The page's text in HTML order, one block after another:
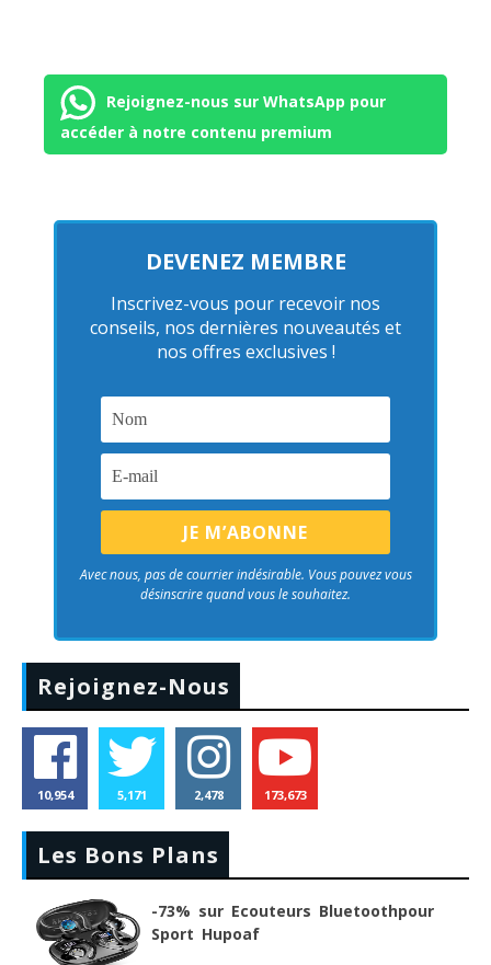
Rejoignez-nous sur WhatsApp pour
accéder à notre contenu premium
DEVENEZ MEMBRE
Inscrivez-vous pour recevoir nos
conseils, nos dernières nouveautés et
nos offres exclusives !
Avec nous, pas de courrier indésirable. Vous pouvez vous
désinscrire quand vous le souhaitez.
Rejoignez-Nous
10,954 5,171 2,478 173,673
Les Bons Plans
-73% sur Ecouteurs Bluetoothpour
Sport Hupoaf